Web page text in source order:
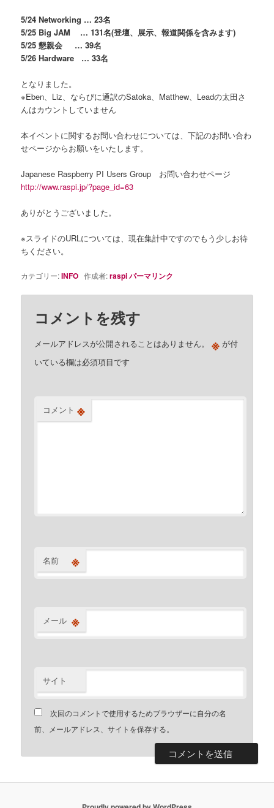
5/24 Networking … 23名
5/25 Big JAM … 131名(登壇、展示、報道関係を含みます)
5/25 懇親会 … 39名
5/26 Hardware … 33名
となりました。
※Eben、Liz、ならびに通訳のSatoka、Matthew、Leadの太田さ
んはカウントしていません
本イベントに関するお問い合わせについては、下記のお問い合わ
せページからお願いをいたします。
Japanese Raspberry PI Users Group お問い合わせページ
http://www.raspi.jp/?page_id=63
ありがとうございました。
※スライドのURLについては、現在集計中ですのでもう少しお待
ちください。
カテゴリー:INFO 作成者:raspiパーマリンク
コメントを残す
メールアドレスが公開されることはありません。 ※ が付
いている欄は必須項目です
コメント ※
名前 ※
メール ※
サイト
次回のコメントで使用するためブラウザーに自分の名
前、メールアドレス、サイトを保存する。